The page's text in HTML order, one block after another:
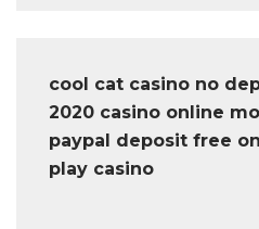
cool cat casino no
2020 casino online
paypal deposit free
play casino